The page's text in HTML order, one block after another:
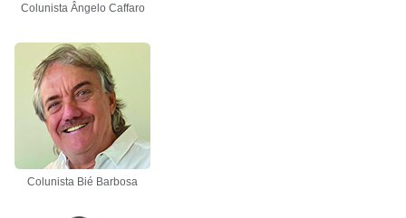
Colunista Ângelo Caffaro
Colunista Bié Barbosa